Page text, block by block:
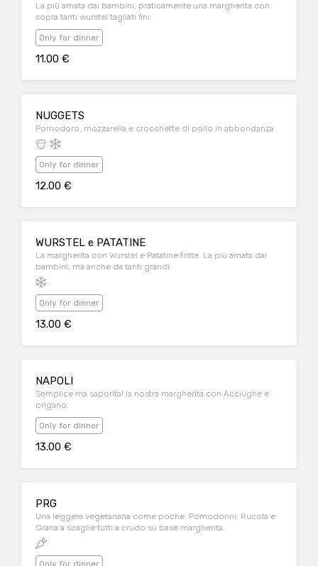
La più amata dai bambini, praticamente una margherita con
sopra tanti wurstel tagliati fini.
Only for dinner
11.00 €
NUGGETS
Pomodoro, mozzarella e crocchette di pollo in abbondanza
Only for dinner
12.00 €
WURSTEL e PATATINE
La margherita con Wurstel e Patatine fritte. La più amata dai
bambini, ma anche da tanti grandi.
Only for dinner
13.00 €
NAPOLI
Semplice ma saporita! la nostra margherita con Acciughe e
origano.
Only for dinner
13.00 €
PRG
Una leggera vegetariana come poche. Pomodorini, Rucola e
Grana a scaglie tutti a crudo su base margherita.
Only for dinner